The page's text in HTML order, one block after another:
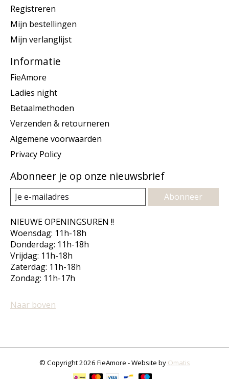
Registreren
Mijn bestellingen
Mijn verlanglijst
Informatie
FieAmore
Ladies night
Betaalmethoden
Verzenden & retourneren
Algemene voorwaarden
Privacy Policy
Abonneer je op onze nieuwsbrief
Abonneer
NIEUWE OPENINGSUREN !!
Woensdag: 11h-18h
Donderdag: 11h-18h
Vrijdag: 11h-18h
Zaterdag: 11h-18h
Zondag: 11h-17h
Naar boven
© Copyright 2026 FieAmore - Website by Omatis